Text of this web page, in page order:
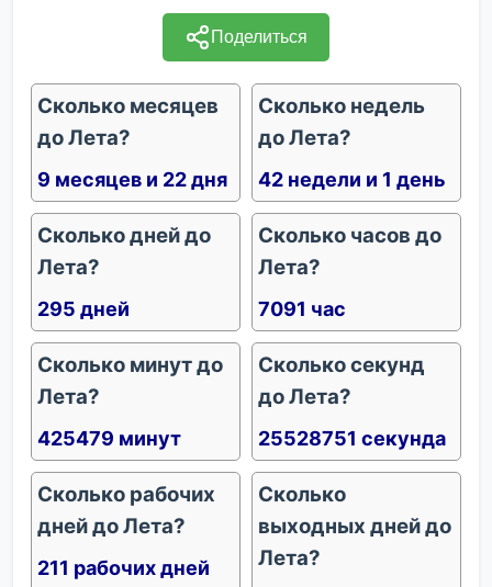
Поделиться
Сколько месяцев
до Лета?
9 месяцев и 22 дня
Сколько недель
до Лета?
42 недели и 1 день
Сколько дней до
Лета?
295 дней
Сколько часов до
Лета?
7091 час
Сколько минут до
Лета?
425479 минут
Сколько секунд
до Лета?
25528751 секунда
Сколько рабочих
дней до Лета?
211 рабочих дней
Сколько
выходных дней до
Лета?